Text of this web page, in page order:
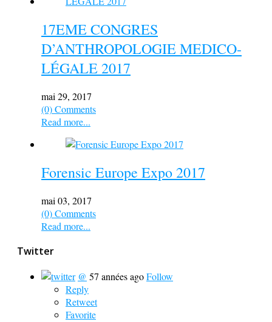
17EME CONGRES
D’ANTHROPOLOGIE MEDICO-
LÉGALE 2017
mai 29, 2017
(0) Comments
Read more...
Forensic Europe Expo 2017
mai 03, 2017
(0) Comments
Read more...
Twitter
@ 57 années agoFollow
Reply
Retweet
Favorite